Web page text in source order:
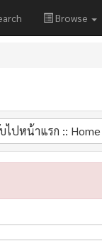
Browse
ไปหน้าแรก :: Home